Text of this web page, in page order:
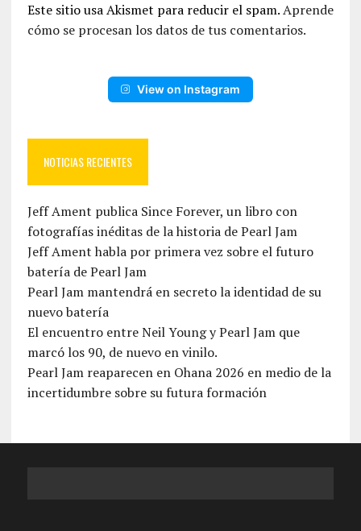
Este sitio usa Akismet para reducir el spam.Aprende
cómo se procesan los datos de tus comentarios.
View on Instagram
NOTICIAS RECIENTES
Jeff Ament publica Since Forever, un libro con
fotografías inéditas de la historia de Pearl Jam
Jeff Ament habla por primera vez sobre el futuro
batería de Pearl Jam
Pearl Jam mantendrá en secreto la identidad de su
nuevo batería
El encuentro entre Neil Young y Pearl Jam que
marcó los 90, de nuevo en vinilo.
Pearl Jam reaparecen en Ohana 2026 en medio de la
incertidumbre sobre su futura formación